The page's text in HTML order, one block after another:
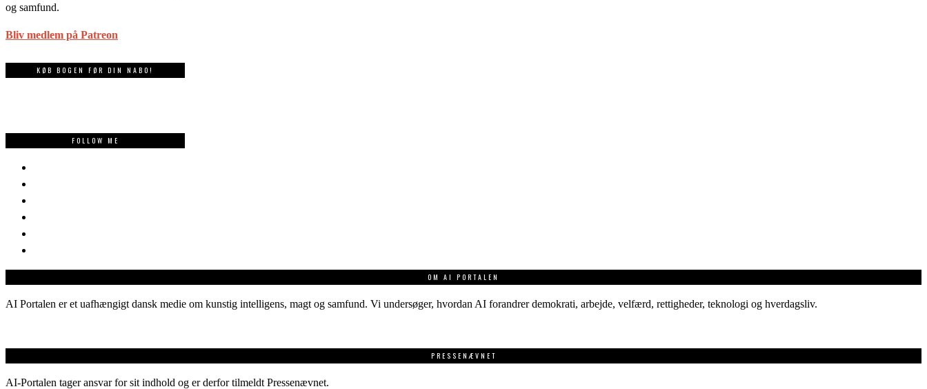
og samfund.
Bliv medlem på Patreon
KØB BOGEN FØR DIN NABO!
FOLLOW ME
OM AI PORTALEN
AI Portalen er et uafhængigt dansk medie om kunstig intelligens, magt og samfund. Vi undersøger, hvordan AI forandrer demokrati, arbejde, velfærd, rettigheder, teknologi og hverdagsliv.
PRESSENÆVNET
AI-Portalen tager ansvar for sit indhold og er derfor tilmeldt Pressenævnet.